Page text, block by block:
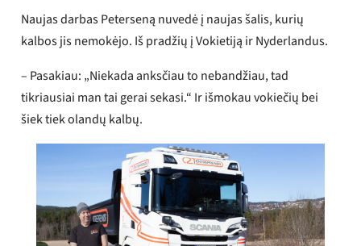
Naujas darbas Peterseną nuvedė į naujas šalis, kurių
kalbos jis nemokėjo. Iš pradžių į Vokietiją ir Nyderlandus.
– Pasakiau: „Niekada anksčiau to nebandžiau, tad
tikriausiai man tai gerai sekasi.“ Ir išmokau vokiečių bei
šiek tiek olandų kalbų.